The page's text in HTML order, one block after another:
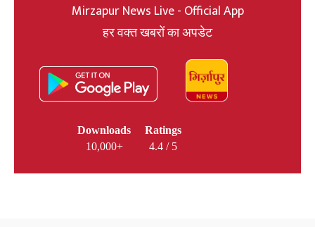
Mirzapur News Live - Official App
हर वक्त खबरों का अपडेट
Downloads
10,000+
Ratings
4.4 / 5